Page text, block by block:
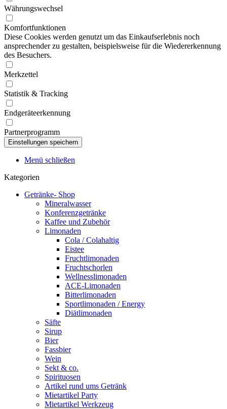
Währungswechsel
Komfortfunktionen
Diese Cookies werden genutzt um das Einkaufserlebnis noch
ansprechender zu gestalten, beispielsweise für die Wiedererkennung
des Besuchers.
Merkzettel
Statistik & Tracking
Endgeräteerkennung
Partnerprogramm
Menü schließen
Kategorien
Getränke- Shop
Mineralwasser
Konferenzgetränke
Kaffee und Zubehör
Limonaden
Cola / Colahaltig
Eistee
Fruchtlimonaden
Fruchtschorlen
Wellnesslimonaden
ACE-Limonaden
Bitterlimonaden
Sportlimonaden / Energy
Diätlimonaden
Säfte
Sirup
Bier
Fassbier
Wein
Sekt & co.
Spirituosen
Artikel rund ums Getränk
Mietartikel Party
Mietartikel Werkzeug